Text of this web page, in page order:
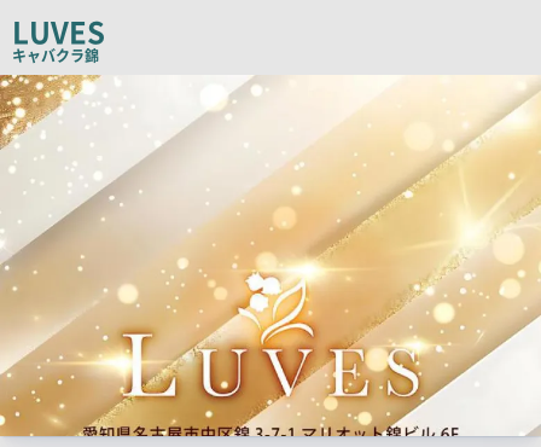
ー
LUVES
キャバクラ錦
検
索
結
果
一
覧
像